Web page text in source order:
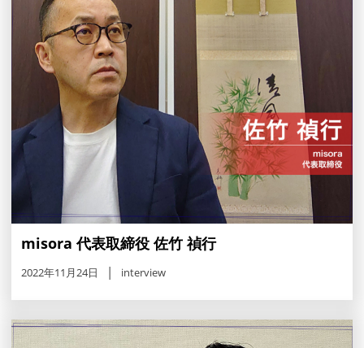
misora 代表取締役 佐竹 禎行
2022年11月24日 interview